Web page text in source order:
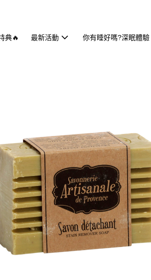
典🔥 最新活動 你有睡好嗎?深眠體驗